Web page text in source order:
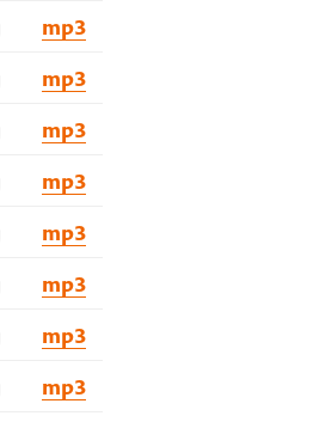
mp3
mp3
mp3
mp3
mp3
mp3
mp3
mp3